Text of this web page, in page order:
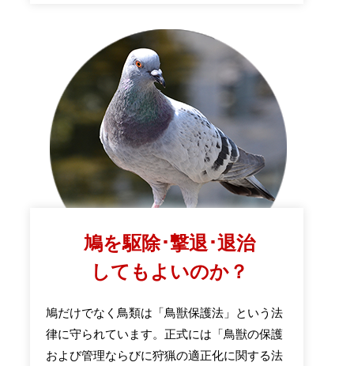
鳩を駆除･撃退･退治
してもよいのか？
鳩だけでなく鳥類は「鳥獣保護法」という法
律に守られています。正式には「鳥獣の保護
および管理ならびに狩猟の適正化に関する法